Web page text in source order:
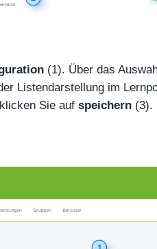
(1). Über das
Listendarstellung im
Sie auf speichern (3).